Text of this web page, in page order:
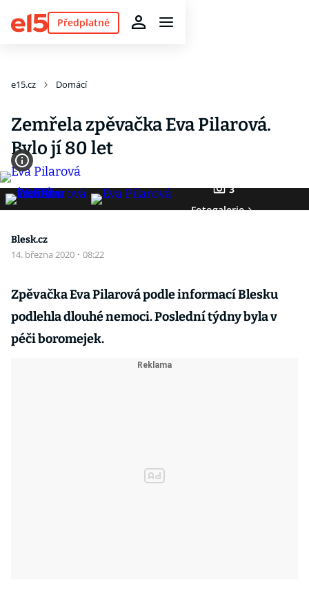
Předplatné
e15.cz Domácí
Zemřela zpěvačka Eva Pilarová.
Bylo jí 80 let
3
Fotogalerie
Blesk.cz
14. března 2020 · 08:22
Zpěvačka Eva Pilarová podle informací Blesku
podlehla dlouhé nemoci. Poslední týdny byla v
péči boromejek.